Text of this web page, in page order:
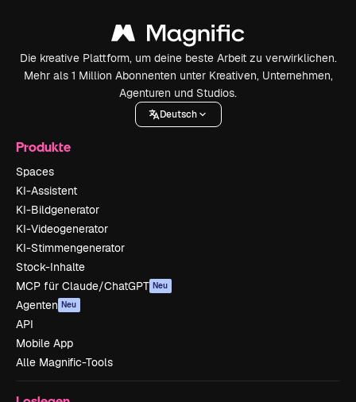
Die kreative Plattform, um deine beste Arbeit zu verwirklichen.
Mehr als 1 Million Abonnenten unter Kreativen, Unternehmen,
Agenturen und Studios.
Deutsch
Produkte
Spaces
KI-Assistent
KI-Bildgenerator
KI-Videogenerator
KI-Stimmengenerator
Stock-Inhalte
MCP für Claude/ChatGPT Neu
Agenten Neu
API
Mobile App
Alle Magnific-Tools